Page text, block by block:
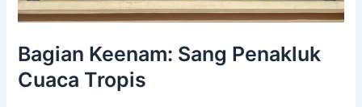
Bagian Keenam: Sang Penakluk
Cuaca Tropis